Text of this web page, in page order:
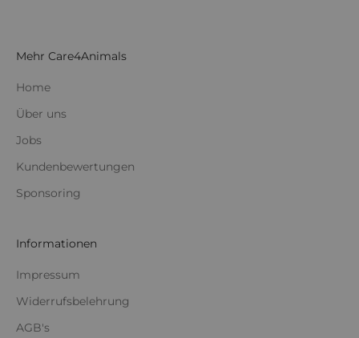
Mehr Care4Animals
Home
Über uns
Jobs
Kundenbewertungen
Sponsoring
Informationen
Impressum
Widerrufsbelehrung
AGB's